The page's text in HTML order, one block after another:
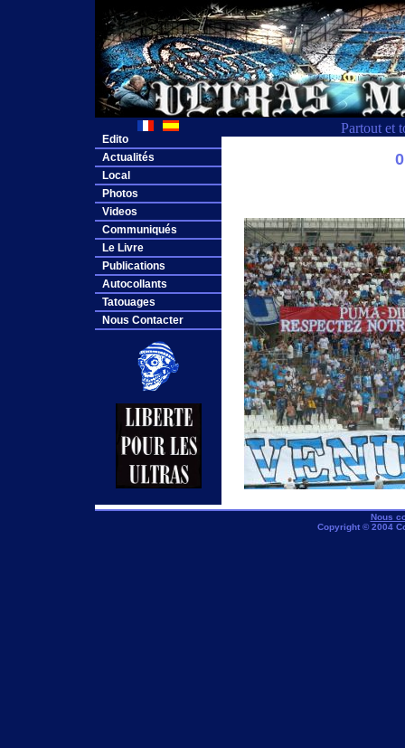
Partout et
Edito
Actualités
Local
Photos
Videos
Communiqués
Le Livre
Publications
Autocollants
Tatouages
Nous Contacter
Nous
Copyright © 2004